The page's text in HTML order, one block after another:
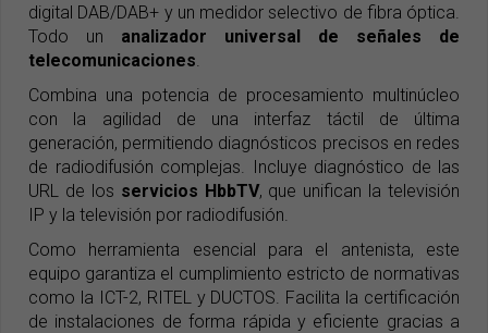
digital DAB/DAB+ y un medidor selectivo de fibra óptica.
Todo un analizador universal de señales de
telecomunicaciones.
Combina una potencia de procesamiento multinúcleo
con la agilidad de una interfaz táctil de última
generación, permitiendo diagnósticos precisos en redes
de radiodifusión complejas. Incluye diagnóstico de las
URL de los servicios HbbTV, que unifican la televisión
IP y la televisión por radiodifusión.
Como herramienta esencial para el antenista, este
equipo garantiza el cumplimiento estricto de normativas
como la ICT-2, RITEL y DUCTOS. Facilita la certificación
de instalaciones de forma rápida y eficiente gracias a